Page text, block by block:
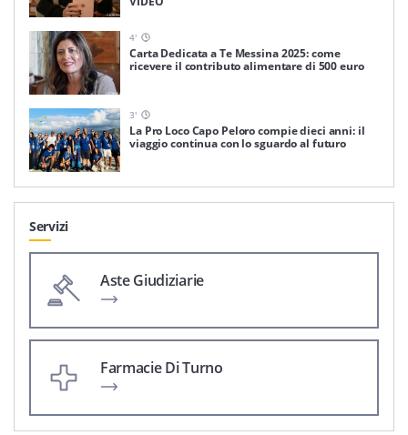
4'
Carta Dedicata a Te Messina 2025: come
ricevere il contributo alimentare di 500 euro
3'
La Pro Loco Capo Peloro compie dieci anni: il
viaggio continua con lo sguardo al futuro
Servizi
Aste Giudiziarie
Farmacie Di Turno